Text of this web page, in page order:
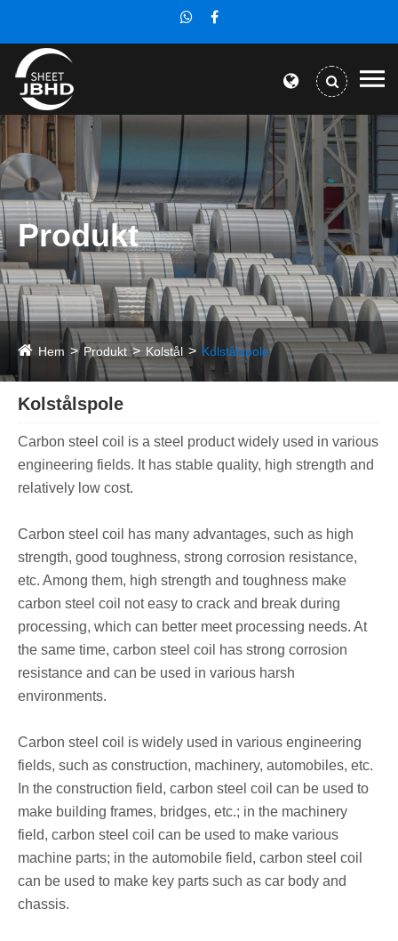
Produkt
Hem Produkt Kolstål Kolstålspole
Kolstålspole
Carbon steel coil is a steel product widely used in various
engineering fields. It has stable quality, high strength and
relatively low cost.
Carbon steel coil has many advantages, such as high
strength, good toughness, strong corrosion resistance,
etc. Among them, high strength and toughness make
carbon steel coil not easy to crack and break during
processing, which can better meet processing needs. At
the same time, carbon steel coil has strong corrosion
resistance and can be used in various harsh
environments.
Carbon steel coil is widely used in various engineering
fields, such as construction, machinery, automobiles, etc.
In the construction field, carbon steel coil can be used to
make building frames, bridges, etc.; in the machinery
field, carbon steel coil can be used to make various
machine parts; in the automobile field, carbon steel coil
can be used to make key parts such as car body and
chassis.